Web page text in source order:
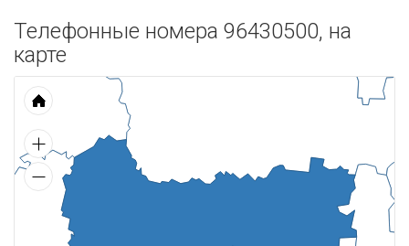
Телефонные номера 96430500, на
карте